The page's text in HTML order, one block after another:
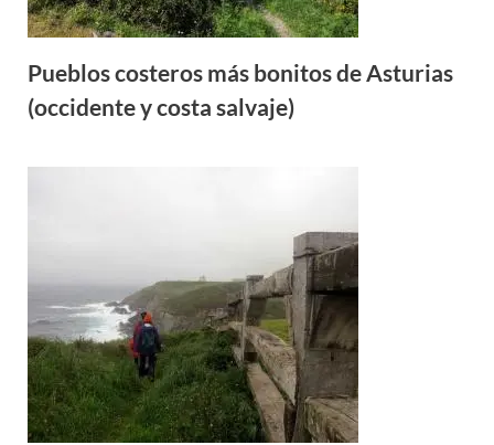
Pueblos costeros más bonitos de Asturias
(occidente y costa salvaje)